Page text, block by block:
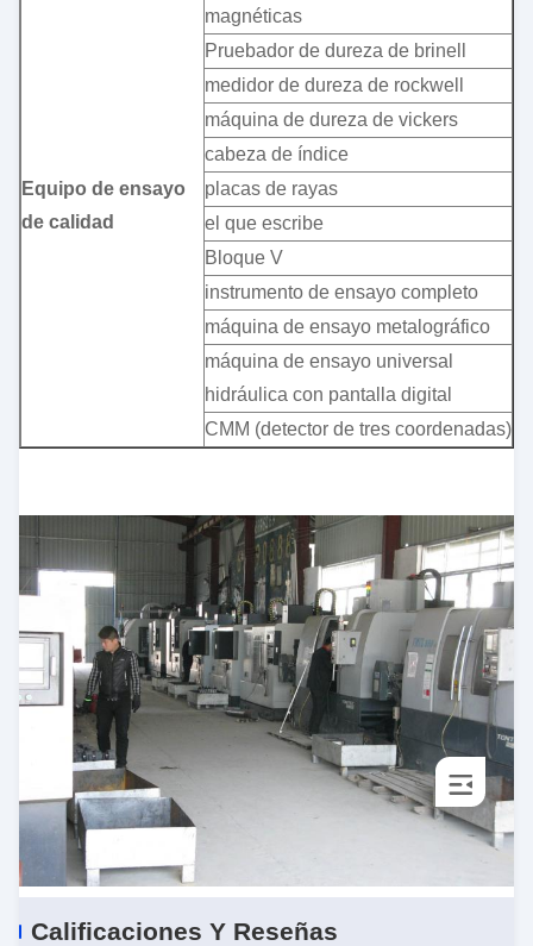
Equipo de ensayo
de calidad
magnéticas
Pruebador de dureza de brinell
medidor de dureza de rockwell
máquina de dureza de vickers
cabeza de índice
placas de rayas
el que escribe
Bloque V
instrumento de ensayo completo
máquina de ensayo metalográfico
máquina de ensayo universal
hidráulica con pantalla digital
CMM (detector de tres coordenadas)
Calificaciones Y Reseñas